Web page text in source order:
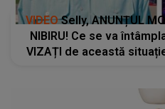
VIDEOSelly, ANUNȚUL
NIBIRU! Ce se va
VIZAȚI de această